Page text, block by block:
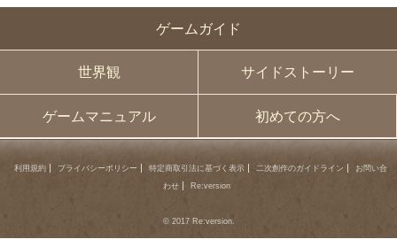
ゲームガイド
世界観 サイドストーリー
ゲームマニュアル 初めての方へ
利用規約 プライバシーポリシー 特定商取引法に基づく表示 二次創作のガイドライン
お問い合
わせ
Re:version
© 2017 Re:version.